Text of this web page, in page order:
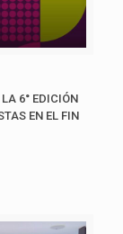
6° EDICIÓN
EN EL FIN